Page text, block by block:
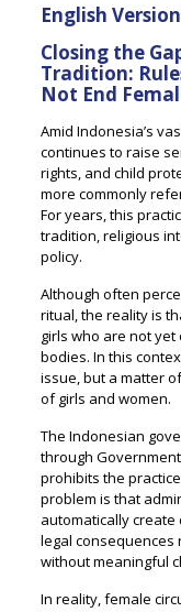
English
Closing the
Tradition:
Not End
Amid Indonesia’s
continues to raise
rights, and child
more commonly
For years, this
tradition, religious
policy.
Although often
ritual, the reality is
girls who are not
bodies. In this
issue, but a matter
of girls and women.
The Indonesian
through
prohibits the
problem is that
automatically
legal consequences
without meaningful
In reality, female